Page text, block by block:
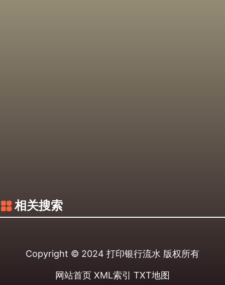
相关搜索
Copyright © 2024 打印银行流水 版权所有
网站首页 XML索引 TXT地图